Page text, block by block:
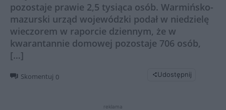
pozostaje prawie 2,5 tysiąca osób. Warmińsko-
mazurski urząd wojewódzki podał w niedzielę
wieczorem w raporcie dziennym, że w
kwarantannie domowej pozostaje 706 osób,
[…]
Skomentuj 0 Udostępnij
reklama